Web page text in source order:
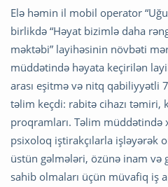
Elə həmin il mobil operator
birlikdə “Həyat bizimlə daha
məktəbi” layihəsinin növbəti
müddətində həyata keçirilən
arası eşitmə və nitq qabiliyyətli
təlim keçdi: rabitə cihazı
proqramları. Təlim müddətində
psixoloq iştirakçılarla işləyərək
üstün gəlmələri, özünə inam və
sahib olmaları üçün müvafiq iş